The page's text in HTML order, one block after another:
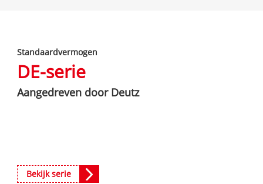
850 KVA
935 KVA
CU-SERIE 825-3438 KVA
P-SERIE 825-1880 KVA
P-serie 825-1880 kVA
Standaardvermogen
DE-serie
Aangedreven door Deutz
Bekijk serie